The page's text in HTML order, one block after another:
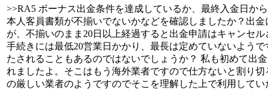
>>RA5 ボーナス出金条件を達成しているか、最終入金日か
本人客員書類が不揃いでないかなどを確認しましたか？出
が、不揃いのまま20日以上経過すると出金申請はキャンセ
手続きには最低20営業日かかり、最長は定めていないよう
たされることもあるのではないでしょうか？ 私も初めて出
れましたよ。そこはもう海外業者ですので仕方ないと割り
の厳しい業者のようですのでそこを理解した上で利用して